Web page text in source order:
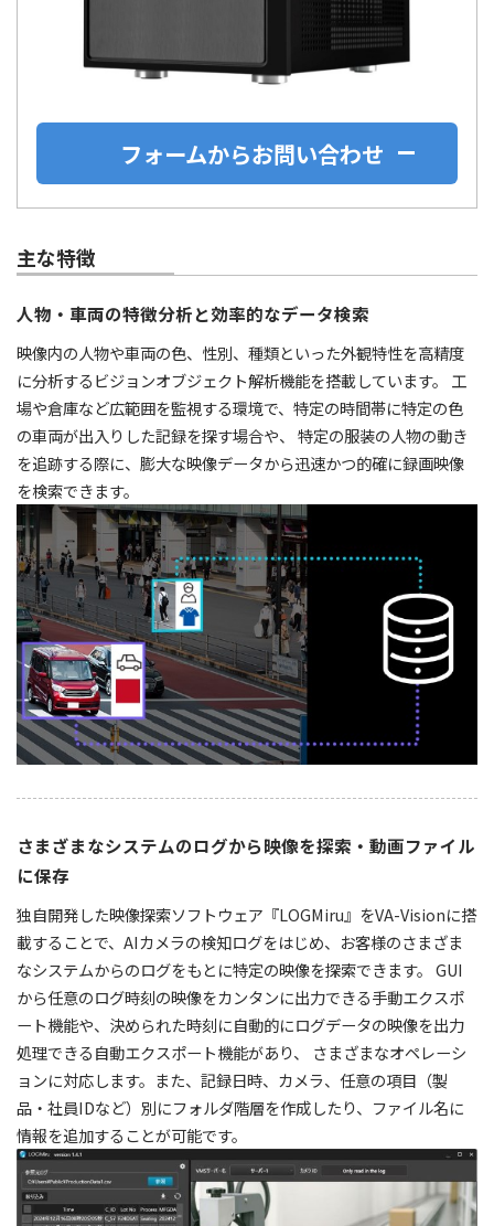
フォームからお問い合わせ
主な特徴
人物・車両の特徴分析と効率的なデータ検索
映像内の人物や車両の色、性別、種類といった外観特性を高精度
に分析するビジョンオブジェクト解析機能を搭載しています。 工
場や倉庫など広範囲を監視する環境で、特定の時間帯に特定の色
の車両が出入りした記録を探す場合や、 特定の服装の人物の動き
を追跡する際に、膨大な映像データから迅速かつ的確に録画映像
を検索できます。
さまざまなシステムのログから映像を探索・動画ファイル
に保存
独自開発した映像探索ソフトウェア『LOGMiru』をVA-Visionに搭
載することで、AIカメラの検知ログをはじめ、お客様のさまざま
なシステムからのログをもとに特定の映像を探索できます。 GUI
から任意のログ時刻の映像をカンタンに出力できる手動エクスポ
ート機能や、決められた時刻に自動的にログデータの映像を出力
処理できる自動エクスポート機能があり、 さまざまなオペレーシ
ョンに対応します。また、記録日時、カメラ、任意の項目（製
品・社員IDなど）別にフォルダ階層を作成したり、ファイル名に
情報を追加することが可能です。